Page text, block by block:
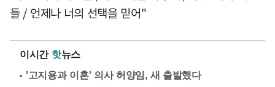
들 / 언제나 너의 선택을 믿어"
이시간 핫뉴스
'고지용과 이혼' 의사 허양임, 새 출발했다